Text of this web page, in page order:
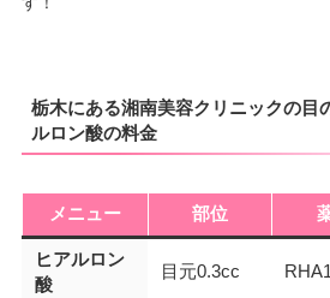
栃木にある湘南美容クリニックの目
ルロン酸の料金
メニュー 部位
ヒアルロン
酸
目元0.3cc RHA1